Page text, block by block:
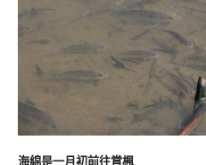
海綿是一月初前往賞楓